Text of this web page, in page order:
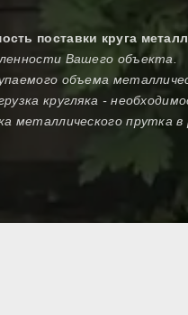
поставки круга
Вашего объекта.
объема
кругляка -
металлического прутка